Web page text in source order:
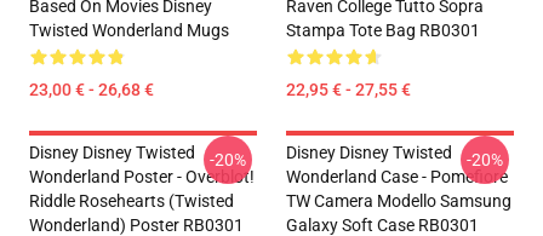
Based On Movies Disney
Twisted Wonderland Mugs
23,00 € - 26,68 €
Raven College Tutto Sopra
Stampa Tote Bag RB0301
22,95 € - 27,55 €
Disney Disney Twisted
Wonderland Poster - Overblot!
Riddle Rosehearts (Twisted
Wonderland) Poster RB0301
-20%
Disney Disney Twisted
Wonderland Case - Pomefiore
TW Camera Modello Samsung
Galaxy Soft Case RB0301
-20%